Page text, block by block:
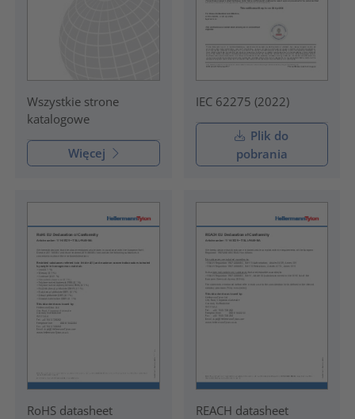
Wszystkie strone
katalogowe
Więcej
IEC 62275 (2022)
Plik do
pobrania
RoHS datasheet REACH datasheet